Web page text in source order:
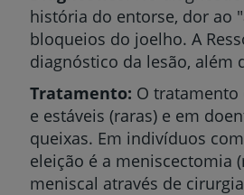
história do entorse, dor ao
bloqueios do joelho. A
diagnóstico da lesão, além
Tratamento: O tratamento
e estáveis (raras) e em
queixas. Em indivíduos
eleição é a meniscectomia
meniscal através de